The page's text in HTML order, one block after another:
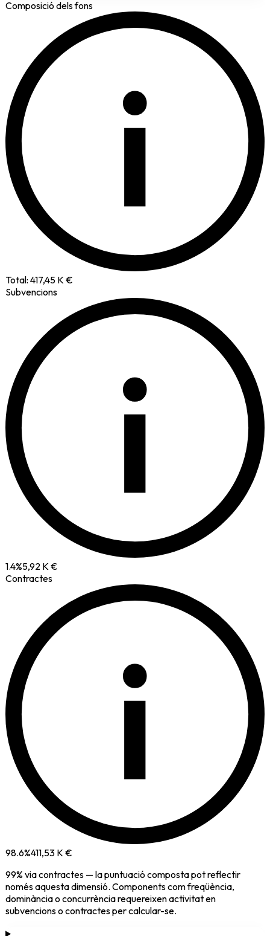
Composició dels fons
i
Total: 417,45 K €
Subvencions
i
1.4%5,92 K €
Contractes
i
98.6%411,53 K €
99% viacontractes — la puntuació composta pot reflectir
només aquesta dimensió. Components com freqüència,
dominància o concurrència requereixen activitat en
subvencions o contractes per calcular-se.